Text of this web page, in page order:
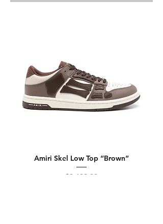
Amiri Skel Low Top “Brown”
Precio
$8,699.00